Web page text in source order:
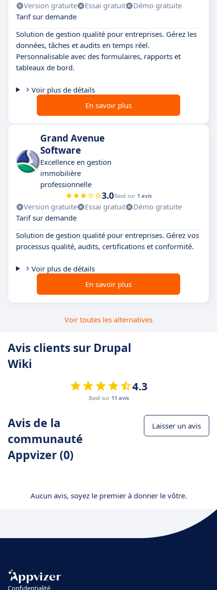
Version gratuite Essai gratuit
Démo gratuite
Tarif sur demande
Solution de gestion qualité pour entreprises. Gérez les
données, tâches et audits en temps réel.
Personnalisable avec des formulaires, rapports et
tableaux de bord.
Voir plus de détails
En savoir plus
Grand Avenue
Software
Excellence en gestion
immobilière
professionnelle
3.0Basé sur 1 avis
Version gratuite Essai gratuit
Démo gratuite
Tarif sur demande
Solution de gestion qualité pour entreprises. Gérez vos
processus qualité, audits, certifications et conformité.
Voir plus de détails
En savoir plus
Voir toutes les alternatives
Avis clients sur Drupal
Wiki
4.3
Basé sur 11 avis
Avis de la
communauté
Appvizer (0)
Laisser un avis
Aucun avis, soyez le premier à donner le vôtre.
Confidentialité